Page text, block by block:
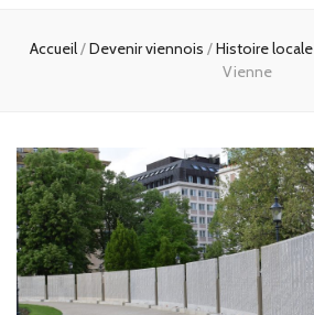
Accueil/Devenir viennois /Histoire locale
Vienne